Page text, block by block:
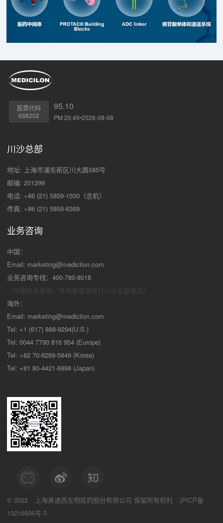
股票代码
688202
95.10
PM 20:49•2026-08-08
川沙总部
地址: 上海市浦东新区川大路585号
邮编: 201299
电话: +86 (21) 5859-1500（总机）
传真: +86 (21) 5859-6369
业务咨询
中国：
Email: marketing@medicilon.com
业务咨询专线：400-780-8018
海外：
Email: marketing@medicilon.com
Tel: +1 (617) 888-9294(U.S.)
Tel: 0044 7790 816 954 (Europe)
Tel: +82 70-8269-5849 (Korea)
Tel: +81 80-4421-6898 (Japan)
© 2022 上海美迪西生物医药股份有限公司 保留所有权利
沪ICP备
10216606号-3